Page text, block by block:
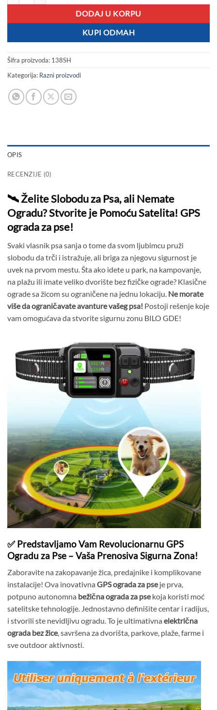
DODAJ U KORPU
KUPI ODMAH
Šifra proizvoda: 138SH
Kategorija: Razni proizvodi
OPIS
RECENZIJE (0)
🛰️ Želite Slobodu za Psa, ali Nemate
Ogradu? Stvorite je Pomoću Satelita! GPS
ograda za pse!
Svaki vlasnik psa sanja o tome da svom ljubimcu pruži
slobodu da trči i istražuje, ali briga za njegovu sigurnost je
uvek na prvom mestu. Šta ako idete u park, na kampovanje,
na plažu ili imate veliko dvorište bez fizičke ograde? Klasične
ograde sa žicom su ograničene na jednu lokaciju. Ne morate
više da ograničavate avanture vašeg psa! Postoji rešenje koje
vam omogućava da stvorite sigurnu zonu BILO GDE!
✅ Predstavljamo Vam Revolucionarnu GPS
Ogradu za Pse – Vaša Prenosiva Sigurna Zona!
Zaboravite na zakopavanje žica, predajnike i komplikovane
instalacije! Ova inovativna GPS ograda za pseje prva,
potpuno autonomna bežična ograda za psekoja koristi moć
satelitske tehnologije. Jednostavno definišite centar i radijus,
i stvorili ste nevidljivu ogradu. To je ultimativna električna
ograda bez žice, savršena za dvorišta, parkove, plaže, farme i
sve outdoor aktivnosti.